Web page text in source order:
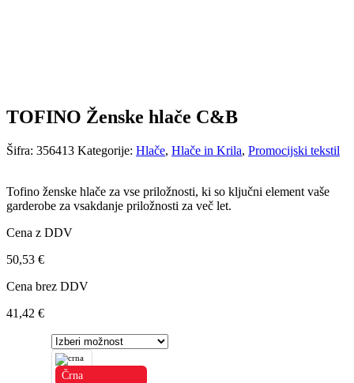
TOFINO Ženske hlače C&B
Šifra: 356413 Kategorije: Hlače, Hlače in Krila, Promocijski tekstil
Tofino ženske hlače za vse priložnosti, ki so ključni element vaše
garderobe za vsakdanje priložnosti za več let.
Cena z DDV
50,53 €
Cena brez DDV
41,42 €
Črna